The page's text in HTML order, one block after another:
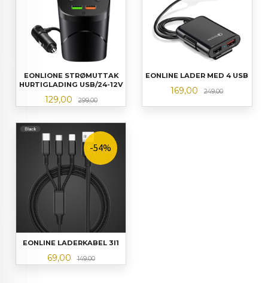
EONLIONE STRØMUTTAK
HURTIGLADING USB/24-12V
Tilbud
129,00 299,00Rabatt
EONLINE LADER MED 4 USB
Tilbud
169,00 249,00Rabatt
EONLINE LADERKABEL 3I1
Tilbud
69,00 149,00Rabatt
-54%